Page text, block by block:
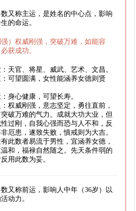
数又称主运，是姓名的中心点，影响
的命运。
强）权威刚强，突破万难，如能容
获成功。
天官、将星、威武、艺术、文昌。
可望圆满，女性能涵养女德则贤
身心健康，可望长寿。
权威刚强，意志坚定，勇往直前，
破万难的气力。成就大功大业，但
性过刚，自我心强而恐与人不和，反
厄患，遂致失败，慎戒则为大吉。
此数者易流于男性，宜涵养女德，
和，福禄自然随之。先天条件弱的
用此数为妥。
又称前运，影响人中年（36岁）以
动力。